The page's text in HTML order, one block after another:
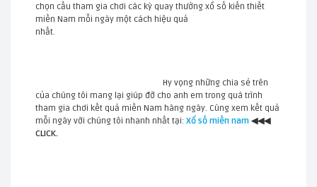
chọn cầu tham gia chơi các kỳ quay thưởng xổ số kiến thiết
miền Nam mỗi ngày một cách hiệu quả
nhất.
Hy vọng những chia sẻ trên
của chúng tôi mang lại giúp đỡ cho anh em trong quá trình
tham gia chơi kết quả miền Nam hàng ngày. Cùng xem kết quả
mỗi ngày với chúng tôi nhanh nhất tại: Xổ số miền nam ◀◀◀
CLICK.